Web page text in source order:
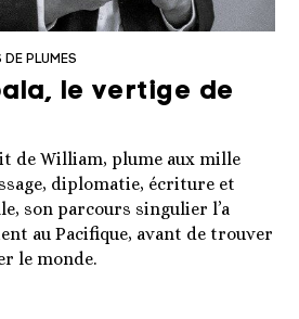
PLUMES
le vertige de
de William, plume aux mille
diplomatie, écriture et
son parcours singulier l’a
au Pacifique, avant de trouver
le monde.